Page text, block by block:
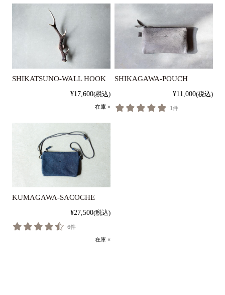
SHIKATSUNO-WALL HOOK
¥17,600(税込)
在庫 ×
SHIKAGAWA-POUCH
¥11,000(税込)
1件
KUMAGAWA-SACOCHE
¥27,500(税込)
6件
在庫 ×